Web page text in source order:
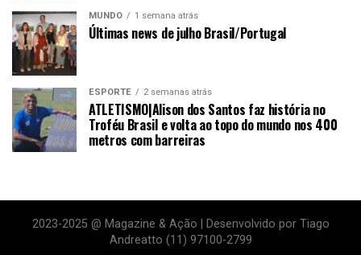
MUNDO 1 semana atrás
Últimas news de julho Brasil/Portugal
ESPORTE 2 semanas atrás
ATLETISMO|Alison dos Santos faz história no
Troféu Brasil e volta ao topo do mundo nos 400
metros com barreiras
2023-2025 @ Magazine & Ação | Desenvolvido por Tiago
Andreatto (11) 97100-2799